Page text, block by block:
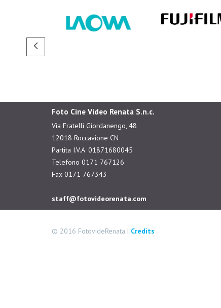
Foto Cine Video Renata S.n.c.
Via Fratelli Giordanengo, 48
12018 Roccavione CN
Partita I.V.A. 01871680045
Telefono 0171 767126
Fax 0171 767343
staff@fotovideorenata.com
© 2016 FotovideRenata | Credits